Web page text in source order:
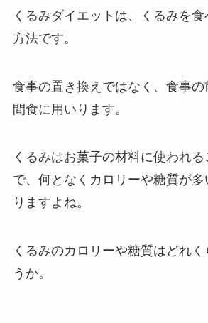
くるみダイエットは、くるみを食
方法です。
食事の置き換えではなく、食事の
間食に用いります。
くるみはお菓子の材料に使われ
で、何となくカロリーや糖質が
りますよね。
くるみのカロリーや糖質はどれく
うか。